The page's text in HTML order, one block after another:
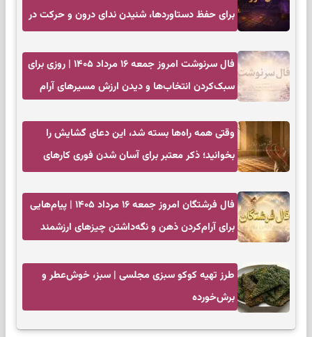
برای حفظ دستاوردها، شنیدن ندای درون و حرکت در
فال سرنوشت امروز جمعه ۱۶ مرداد ۱۴۰۵ | روزی برای
سبک‌کردن انتخاب‌ها و دیدن ارزش مسیرهای آرام
وقتی همه راه‌ها بسته شد، این دعای گشایش را
بخوانید؛ ذکر معتبر برای آسان شدن فوری کارهای
فال فرشتگان امروز جمعه ۱۶ مرداد ۱۴۰۵ | پیام‌هایی
برای آرام‌کردن ذهن و نگه‌داشتن چیزهای ارزشمند
طرز تهیه کوکو سبزی مجلسی | سبز، خوش‌عطر و
برش‌خورده